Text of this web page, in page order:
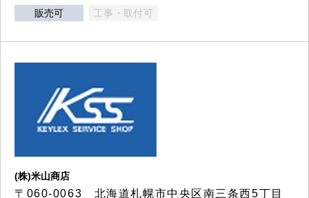
販売可 工事・取付可
(株)米山商店
〒060-0063 北海道札幌市中央区南三条西5丁目